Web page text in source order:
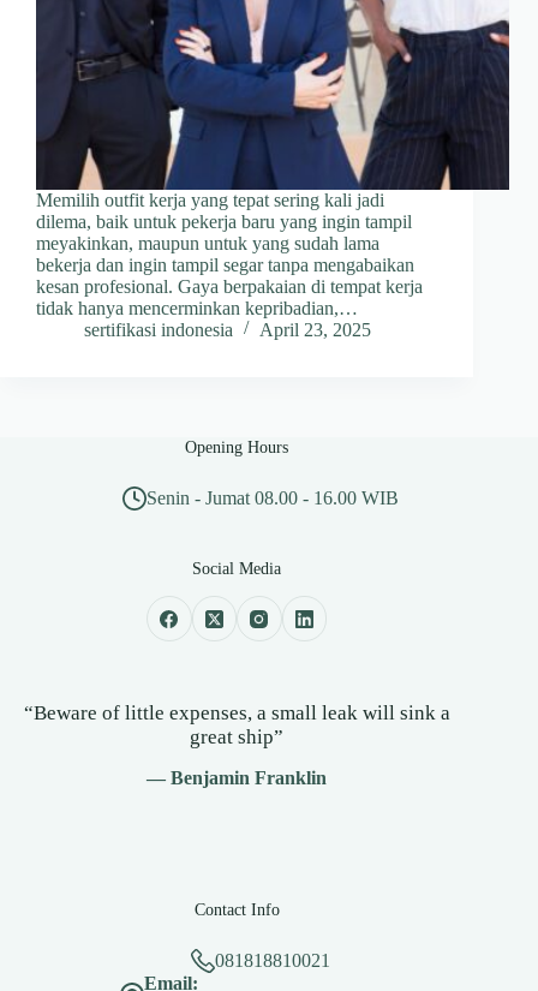
Memilih outfit kerja yang tepat sering kali jadi
dilema, baik untuk pekerja baru yang ingin tampil
meyakinkan, maupun untuk yang sudah lama
bekerja dan ingin tampil segar tanpa mengabaikan
kesan profesional. Gaya berpakaian di tempat kerja
tidak hanya mencerminkan kepribadian,…
sertifikasi indonesia
April 23, 2025
Opening Hours
Senin - Jumat 08.00 - 16.00 WIB
Social Media
“Beware of little expenses, a small leak will sink a
great ship”
— Benjamin Franklin
Contact Info
081818810021
Email: